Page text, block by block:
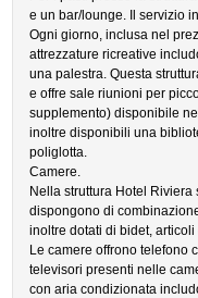
e un bar/lounge. Il servizio
Ogni giorno, inclusa nel
attrezzature ricreative
una palestra. Questa
e offre sale riunioni per
supplemento) disponibile
inoltre disponibili una
poliglotta.
Camere.
Nella struttura Hotel
dispongono di
inoltre dotati di bidet,
Le camere offrono telefono
televisori presenti nelle
con aria condizionata